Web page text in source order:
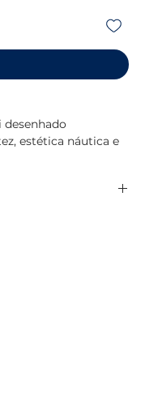
estética náutica e